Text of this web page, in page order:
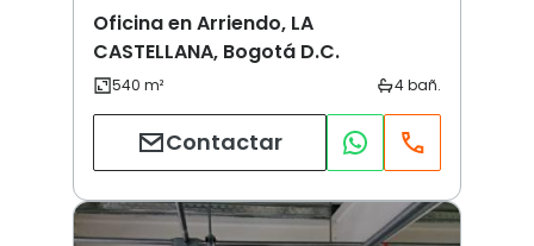
Oficina en Arriendo, LA
CASTELLANA, Bogotá D.C.
Contactar